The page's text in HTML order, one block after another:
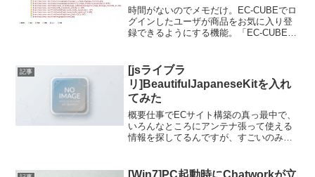
時間がないのでメモだけ。EC-CUBEでロ
グインしたユーザが商品をお気に入り登
録できるようにする機能。「EC-CUBEの
EC-CUBE Trac - Tra...
記事
[jsライブラ
リ]BeautifulJapaneseKitを入れ
てみた
概要仕事でECサイト構築の真っ最中で、
いろんなところにアンテナ張って使える
情報を探してるんですが、すごいのみつ
キストボックスを使って指定したフォ